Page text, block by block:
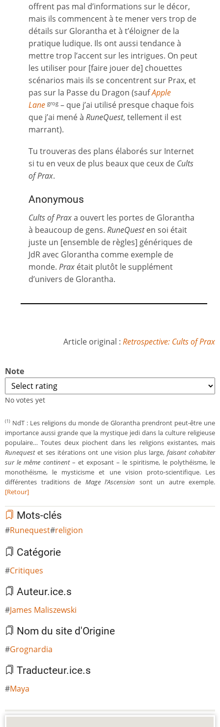
offrent pas mal d’informations sur le décor,
mais ils commencent à te mener vers trop de
détails sur Glorantha et à t’éloigner de la
pratique ludique. Ils ont aussi tendance à
mettre trop l’accent sur les intrigues. On peut
les utiliser pour [faire jouer de] chouettes
scénarios mais ils se concentrent sur Prax, et
pas sur la Passe du Dragon (saufApple
Lane grog – que j’ai utilisé presque chaque fois
que j’ai mené à RuneQuest, tellement il est
marrant).
Tu trouveras des plans élaborés sur Internet
si tu en veux de plus beaux que ceux de Cults
of Prax.
Anonymous
Cults of Praxa ouvert les portes de Glorantha
à beaucoup de gens. RuneQuesten soi était
juste un [ensemble de règles] génériques de
JdR avec Glorantha comme exemple de
monde. Prax était plutôt le supplément
d’univers de Glorantha.
Article original : Retrospective: Cults of Prax
Note
No votes yet
(1) NdT : Les religions du monde de Glorantha prendront peut-être une
importance aussi grande que la mystique jedi dans la culture religieuse
populaire… Toutes deux piochent dans les religions existantes, mais
Runequestet ses itérations ont une vision plus large, faisant cohabiter
sur le même continent– et exposant – le spiritisme, le polythéisme, le
monothéisme, le mysticisme et une vision proto-scientifique. Les
différentes traditions de Mage l’Ascension sont un autre exemple.
[Retour]
Mots-clés
Runequest religion
Catégorie
Critiques
Auteur.ice.s
James Maliszewski
Nom du site d'Origine
Grognardia
Traducteur.ice.s
Maya